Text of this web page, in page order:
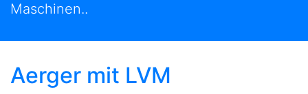
Maschinen..
Aerger mit LVM